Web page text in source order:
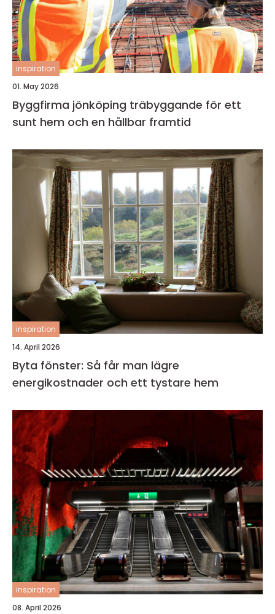
inspiration
01. May 2026
Byggfirma jönköping träbyggande för ett
sunt hem och en hållbar framtid
inspiration
14. April 2026
Byta fönster: Så får man lägre
energikostnader och ett tystare hem
inspiration
08. April 2026